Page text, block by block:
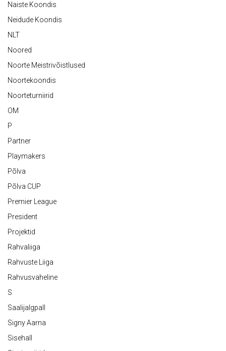
Naiste Koondis
Neidude Koondis
NLT
Noored
Noorte Meistrivõistlused
Noortekoondis
Noorteturniirid
OM
P
Partner
Playmakers
Põlva
Põlva CUP
Premier League
President
Projektid
Rahvaliiga
Rahvuste Liiga
Rahvusvaheline
S
Saalijalgpall
Signy Aarna
Sisehall